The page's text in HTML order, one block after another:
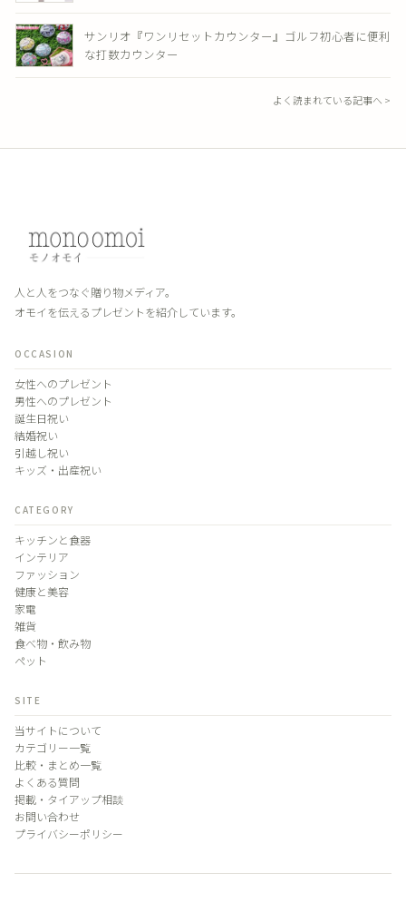
サンリオ『ワンリセットカウンター』ゴルフ初心者に便利
な打数カウンター
よく読まれている記事へ >
人と人をつなぐ贈り物メディア。
オモイを伝えるプレゼントを紹介しています。
OCCASION
女性へのプレゼント
男性へのプレゼント
誕生日祝い
結婚祝い
引越し祝い
キッズ・出産祝い
CATEGORY
キッチンと食器
インテリア
ファッション
健康と美容
家電
雑貨
食べ物・飲み物
ペット
SITE
当サイトについて
カテゴリー一覧
比較・まとめ一覧
よくある質問
掲載・タイアップ相談
お問い合わせ
プライバシーポリシー